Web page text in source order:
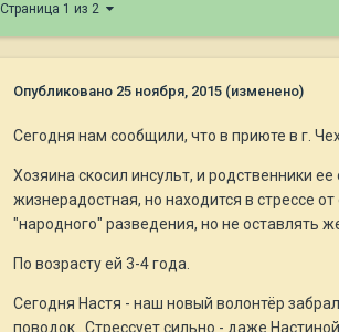
Страница 1 из 2
Опубликовано 25 ноября, 2015 (изменено)
Сегодня нам сообщили, что в приюте в г.
Хозяина скосил инсульт, и родственники
жизнерадостная, но находится в стрессе
"народного" разведения, но не оставлять
По возрасту ей 3-4 года.
Сегодня Настя - наш новый волонтёр
поводок.. Стрессует сильно - даже